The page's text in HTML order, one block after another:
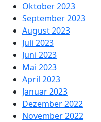
Oktober 2023
September 2023
August 2023
Juli 2023
Juni 2023
Mai 2023
April 2023
Januar 2023
Dezember 2022
November 2022